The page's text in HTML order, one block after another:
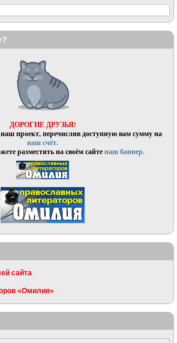
ДОРОГИЕ ДРУЗЬЯ!
проект, перечислив доступную вам сумму на
наш счёт.
разместить на своём сайтенаш баннер.
сайта
«Омилия»